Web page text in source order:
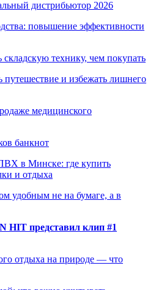
дистрибьютор 2026
повышение эффективности
складскую технику, чем покупать
путешествие и избежать лишнего
медицинского
банкнот
в Минске: где купить
и отдыха
удобным не на бумаге, а в
HIT представил клип #1
отдыха на природе — что